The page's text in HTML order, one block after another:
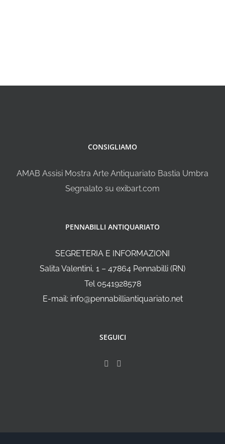
CONSIGLIAMO
AMAB Assisi Mostra Arte Antiquariato Bastia Umbra
Segnalato su exibart.com
PENNABILLI ANTIQUARIATO
SEGRETERIA E INFORMAZIONI
Salita Valentini, 1 – 47864 Pennabilli (RN)
Tel 0541928578
E-mail: info@pennabilliantiquariato.net
SEGUICI